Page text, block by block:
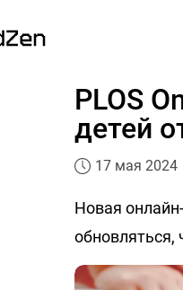
PLOS
детей
17 мая 2024
Новая